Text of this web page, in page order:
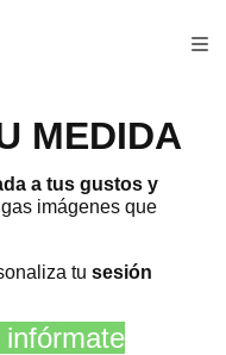
MEDIDA
a tus gustos y
imágenes que
tu sesión
infórmate